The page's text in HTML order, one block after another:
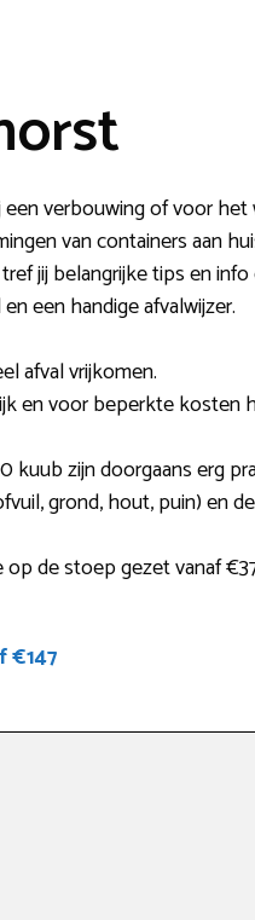
verbouwing of voor
van containers aan
jij belangrijke tips en
een handige afvalwijzer.
afval vrijkomen.
en voor beperkte kosten
kuub zijn doorgaans erg
grond, hout, puin) en
de stoep gezet vanaf
€147